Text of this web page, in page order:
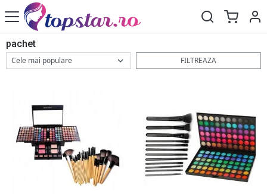
pachet
FILTREAZA